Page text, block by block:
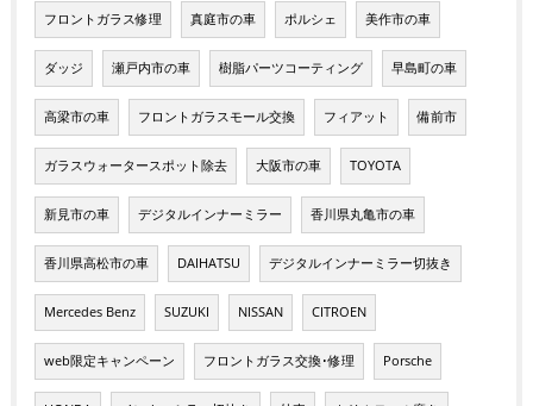
フロントガラス修理 真庭市の車 ポルシェ 美作市の車
ダッジ 瀬戸内市の車 樹脂パーツコーティング 早島町の車
高梁市の車 フロントガラスモール交換 フィアット 備前市
ガラスウォータースポット除去 大阪市の車 TOYOTA
新見市の車 デジタルインナーミラー 香川県丸亀市の車
香川県高松市の車 DAIHATSU デジタルインナーミラー切抜き
Mercedes Benz SUZUKI NISSAN CITROEN
web限定キャンペーン フロントガラス交換･修理 Porsche